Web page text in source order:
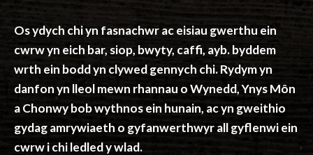
Os ydych chi yn fasnachwr ac eisiau gwerthu ein
cwrw yn eich bar, siop, bwyty, caffi, ayb. byddem
wrth ein bodd yn clywed gennych chi. Rydym yn
danfon yn lleol mewn rhannau o Wynedd, Ynys Môn
a Chonwy bob wythnos ein hunain, ac yn gweithio
gydag amrywiaeth o gyfanwerthwyr all gyflenwi ein
cwrw i chi ledled y wlad.